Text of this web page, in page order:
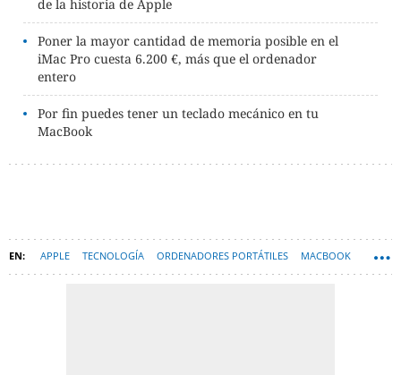
de la historia de Apple
Poner la mayor cantidad de memoria posible en el
iMac Pro cuesta 6.200 €, más que el ordenador
entero
Por fin puedes tener un teclado mecánico en tu
MacBook
APPLE TECNOLOGÍA ORDENADORES PORTÁTILES MACBOOK